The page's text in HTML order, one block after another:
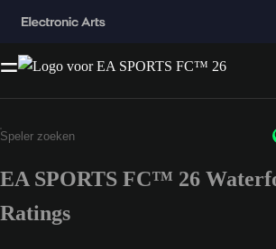
EA SPORTS FC™ 26
Ratings